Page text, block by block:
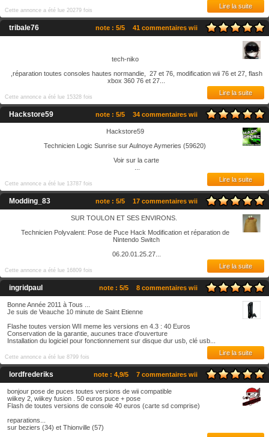
Cette annonce a été lue 20279 fois
Lire la suite
tribale76 41 commentaires wii
note : 5/5
tech-niko
,réparation toutes consoles hautes normandie, 27 et 76, modification wii 76 et 27, flash
xbox 360 76 et 27...
Cette annonce a été lue 15328 fois
Lire la suite
Hackstore59 34 commentaires wii
note : 5/5
Hackstore59
Technicien Logic Sunrise sur Aulnoye Aymeries (59620)
Voir sur la carte
Cette annonce a été lue 13787 fois
Lire la suite
Modding_83 17 commentaires wii
note : 5/5
SUR TOULON ET SES ENVIRONS.
Technicien Polyvalent: Pose de Puce Hack Modification et réparation de
Nintendo Switch
06.20.01.25.27...
Cette annonce a été lue 16809 fois
Lire la suite
ingridpaul 8 commentaires wii
note : 5/5
Bonne Année 2011 à Tous ...
Je suis de Veauche 10 minute de Saint Etienne
Flashe toutes version WII meme les versions en 4.3 : 40 Euros
Conservation de la garantie, aucunes trace d'ouverture
Installation du logiciel pour fonctionnement sur disque dur usb, clé usb...
Cette annonce a été lue 8799 fois
Lire la suite
lordfrederiks 7 commentaires wii
note : 4,9/5
bonjour pose de puces toutes versions de wii compatible
wiikey 2, wiikey fusion . 50 euros puce + pose
Flash de toutes versions de console 40 euros (carte sd comprise)
reparations...
sur beziers (34) et Thionville (57)